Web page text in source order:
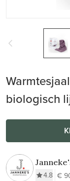
biologisch
4.8 €